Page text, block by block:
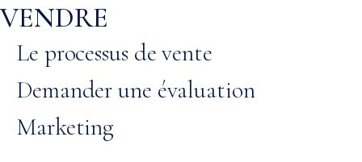
VENDRE
Le processus de vente
Demander une évaluation
Marketing